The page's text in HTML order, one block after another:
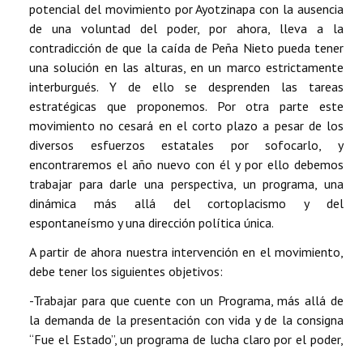
potencial del movimiento por Ayotzinapa con la ausencia
de una voluntad del poder, por ahora, lleva a la
contradicción de que la caída de Peña Nieto pueda tener
una solución en las alturas, en un marco estrictamente
interburgués. Y de ello se desprenden las tareas
estratégicas que proponemos. Por otra parte este
movimiento no cesará en el corto plazo a pesar de los
diversos esfuerzos estatales por sofocarlo, y
encontraremos el año nuevo con él y por ello debemos
trabajar para darle una perspectiva, un programa, una
dinámica más allá del cortoplacismo y del
espontaneísmo y una dirección política única.
A partir de ahora nuestra intervención en el movimiento,
debe tener los siguientes objetivos:
-Trabajar para que cuente con un Programa, más allá de
la demanda de la presentación con vida y de la consigna
“Fue el Estado”, un programa de lucha claro por el poder,